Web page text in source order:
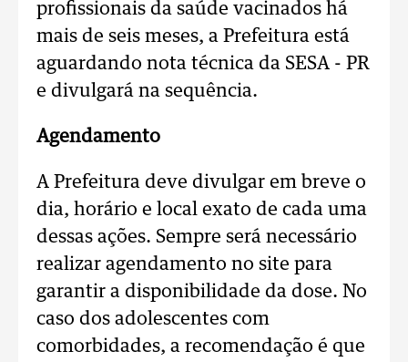
profissionais da saúde vacinados há
mais de seis meses, a Prefeitura está
aguardando nota técnica da SESA - PR
e divulgará na sequência.
Agendamento
A Prefeitura deve divulgar em breve o
dia, horário e local exato de cada uma
dessas ações. Sempre será necessário
realizar agendamento no site para
garantir a disponibilidade da dose. No
caso dos adolescentes com
comorbidades, a recomendação é que